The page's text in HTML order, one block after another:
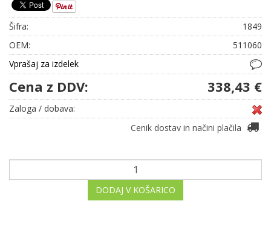
Šifra:
1849
OEM:
511060
Vprašaj za izdelek
Cena z DDV: 338,43 €
Zaloga / dobava:
Cenik dostav in načini plačila
DODAJ V KOŠARICO